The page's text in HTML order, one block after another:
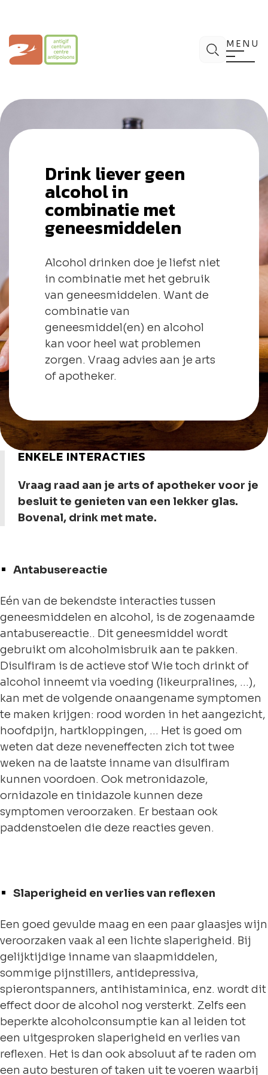
inhoud
Antigifcentrum ZoekMENU
Drink liever geen
alcohol in
combinatie met
geneesmiddelen
Alcohol drinken doe je liefst niet
in combinatie met het gebruik
van geneesmiddelen. Want de
combinatie van
geneesmiddel(en) en alcohol
kan voor heel wat problemen
zorgen. Vraag advies aan je arts
of apotheker.
ENKELE INTERACTIES
Vraag raad aan je arts of apotheker voor je
besluit te genieten van een lekker glas.
Bovenal, drink met mate.
Antabusereactie
Eén van de bekendste interacties tussen
geneesmiddelen en alcohol, is de zogenaamde
antabusereactie.. Dit geneesmiddel wordt
gebruikt om alcoholmisbruik aan te pakken.
Disulfiram is de actieve stof Wie toch drinkt of
alcohol inneemt via voeding (likeurpralines, …),
kan met de volgende onaangename symptomen
te maken krijgen: rood worden in het aangezicht,
hoofdpijn, hartkloppingen, … Het is goed om
weten dat deze neveneffecten zich tot twee
weken na de laatste inname van disulfiram
kunnen voordoen. Ook metronidazole,
ornidazole en tinidazole kunnen deze
symptomen veroorzaken. Er bestaan ook
paddenstoelen die deze reacties geven.
Slaperigheid en verlies van reflexen
Een goed gevulde maag en een paar glaasjes wijn
veroorzaken vaak al een lichte slaperigheid. Bij
gelijktijdige inname van slaapmiddelen,
sommige pijnstillers, antidepressiva,
spierontspanners, antihistaminica, enz. wordt dit
effect door de alcohol nog versterkt. Zelfs een
beperkte alcoholconsumptie kan al leiden tot
een uitgesproken slaperigheid en verlies van
reflexen. Het is dan ook absoluut af te raden om
een auto besturen of taken uit te voeren waarbij